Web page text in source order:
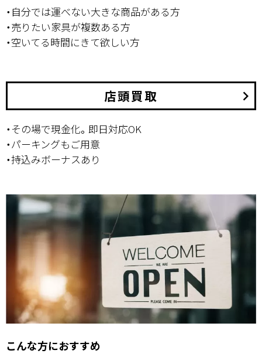
・自分では運べない大きな商品がある方
・売りたい家具が複数ある方
・空いてる時間にきて欲しい方
店頭買取 keyboard_arrow_right
・その場で現金化。即日対応OK
・パーキングもご用意
・持込みボーナスあり
こんな方におすすめ